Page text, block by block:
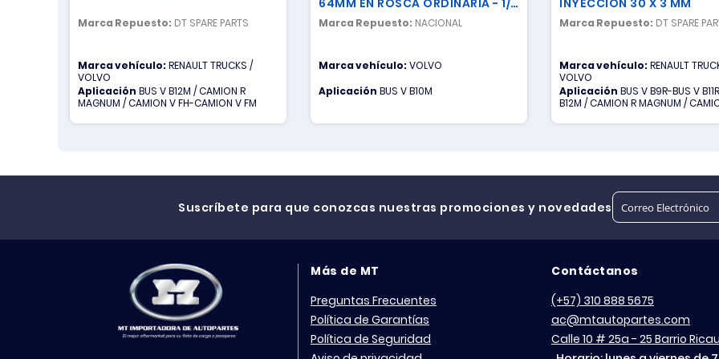
Marca Repuesto: DT SPARE PARTS
Marca vehículo:RENAULT TRUCKS /
VOLVO
Aplicación BUS V B12M / CAMION R
MAGNUM / CAMION V FH-CAMION V FM
64MM EN ROSCA ORDINARIA - 1/2
UNC
Marca Repuesto: NACIONAL
Marca vehículo:VOLVO
Aplicación BUS V B10M
INYECCION 30 X 3 MM
Marca Repuesto: DT SPARE
Marca vehículo:RENAULT
VOLVO
Aplicación BUS V B9R-BUS V
B12M / CAMION R MAGNUM /
Suscríbete para que conozcas nuestras promociones y novedades
Más de MT
Preguntas Frecuentes
Política de Garantías
Política de Seguridad
Contáctanos
(+57) 310 888 5675
ac@mtautopartes.com
Calle 10 # 25a - 25 Barrio